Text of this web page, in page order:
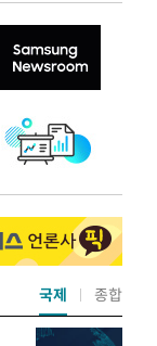
국제 종합